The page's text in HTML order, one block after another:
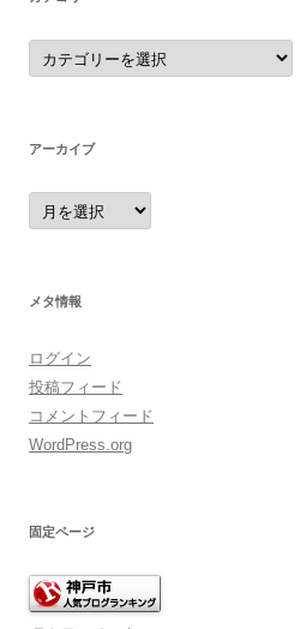
カ
テ
ゴ
アーカイブ
ア
ー
カ
メタ情報
ログイン
投稿フィード
コメントフィード
WordPress.org
固定ページ